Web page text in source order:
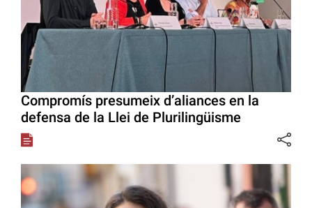
Compromís presumeix d’aliances en la
defensa de la Llei de Plurilingüisme